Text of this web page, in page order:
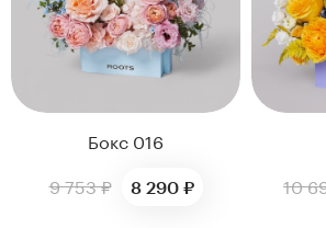
Бокс 016
9 753 ₽
8 290 ₽
10